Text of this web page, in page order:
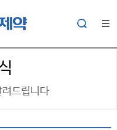
드립니다